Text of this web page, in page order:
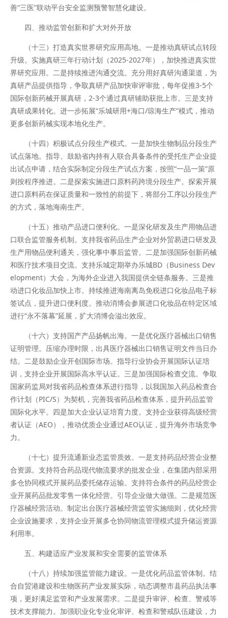
善“三医”联动平台安全监测预警智慧化建设。
四、推动监管创新和扩大对外开放
（十三）打造真实世界研究应用高地。一是推动真研试点转段
升级。实施真研三年行动计划（2025-2027年），加快推进真实世
界研究应用。二是持续推进沟通交流。充分用好真研沟通渠道，为
真研产品提供指导，争取真研产品加快审评审批，每年促推3-5个
国际创新药械开展真研，2-3个通过真研辅助获批上市。三是支持
真研成果转化。进一步拓展“乐城研用+海口/琼海生产”模式，推动
更多创新药械实现本地化生产。
（十四）积极试点分段生产模式。一是加快生物制品分段生产
试点落地。指导、鼓励省内持有人联合具备条件的受托生产企业提
出试点申请，结合实际制定分段生产试点方案，按照“一品一策”原
则按程序推进。二是探索实施进口原料药跨境分段生产。探索开展
进口原料药在保证质量和一致性的前提下，将部分工序以分段生产
的方式，落地海南生产。
（十五）推动产品进口便利化。一是深化研发及生产用物品进
口联合监管服务机制。支持我省药品生产企业对外贸易进口研发及
生产用物品便利通关，强化事中事后监管。二是加强国际创新药械
和医疗技术项目交流。支持乐城定期举办乐城BD（Business Dev
elopment）大会，为海外企业进入我国提供全链条服务。三是推
动进口化妆品加快上市。持续推进海南离岛免税进口化妆品电子标
签试点，提升进口便利度。推动消博会参展进口化妆品在特定区域
进行“永不落幕”延展，扩大消博会溢出效应。
（十六）支持国产产品扬帆出海。一是优化医疗器械出口销售
证明管理。压缩办理时限，出具医疗器械出口销售证明文件当日办
结。二是鼓励企业开创国际市场。指导行业协会开展国际认证培
训，支持企业开展国际高水平认证。三是加强国际检查交流。争取
国家药监局对我省药品检查体系进行指导，以我国加入药品检查合
作计划（PIC/S）为契机，完善我省药品检查体系，提升药品监管
国际化水平。四是加大企业认证培育力度。支持企业获得高级经营
者认证（AEO），推动优质企业通过AEO认证，提升海外市场竞争
力。
（十七）提升流通新业态监管质效。一是支持药品经营企业整
合资源。支持符合药品现代物流要求的批发企业，在集团内部采用
多仓协同模式开展药品委托储存运输。支持符合条件的药品经营企
业开展药品批发零售一体化经营。引导企业做大做强。二是规范医
疗器械经营活动。制定出台医疗器械经营监管实施细则，优化经营
企业设施要求，支持企业开展多仓协同物流管理模式提升储运资源
利用率。
五、构建适应产业发展和安全需要的监管体系
（十八）持续加强监管能力建设。一是优化药品监管体制。结
合自贸港建设和生物医药产业发展实际，动态调整市县药品执法事
项，更好满足监管和产业发展需求。二是提升审评、检查、警戒等
技术支撑能力。加强职业化专业化审评、检查和警戒队伍建设，力